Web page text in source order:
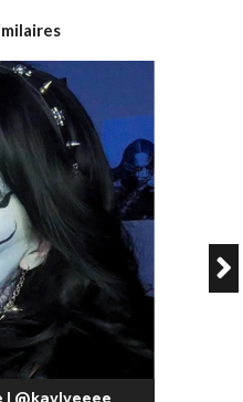
de contact sorcière
garantissant une
compromis sur la sécurité ni
ces lentilles permettent aux
tout au long du port,
et d'inconfort.
et de styles dans notre
parfaitement à votre style
un look de sorcière
une paire de lentilles Mini
offrent une
le regard grâce à des